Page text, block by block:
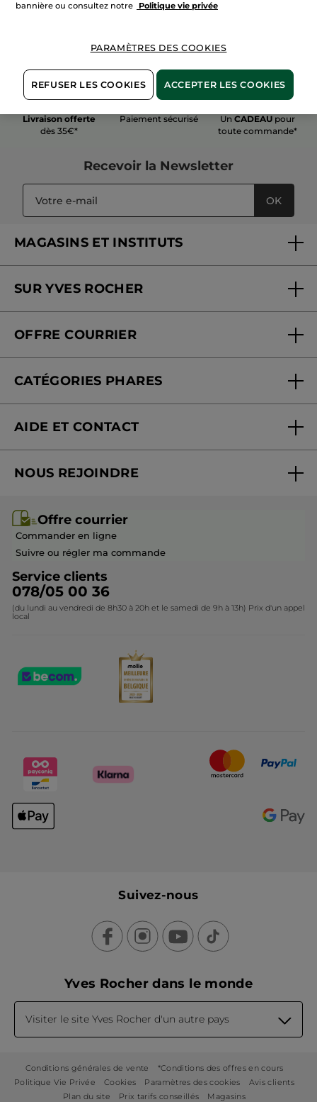
Livraison offerte
dès 35€*
Paiement sécurisé UnCADEAU pour
toute commande*
Recevoir la Newsletter
OK
MAGASINS ET INSTITUTS
Soins en institut
SUR YVES ROCHER
Nos engagements
Blog Act Beautiful
OFFRE COURRIER
CATÉGORIES PHARES
Promotions
Idées cadeaux
Collection de Noël
AIDE ET CONTACT
Mes cadeaux
Questions & Réponses
Contactez-nous
NOUS REJOINDRE
Devenir franchisé ou gérant
Offre courrier
Commander en ligne
Suivre ou régler ma commande
Service clients
078/05 00 36
(du lundi au vendredi de 8h30 à 20h et le samedi de 9h à 13h) Prix d'un appel
local
Suivez-nous
Yves Rocher dans le monde
Visiter le site Yves Rocher d'un autre pays
Conditions générales de vente
*Conditions des offres en cours
Politique Vie Privée
Cookies Paramètres des cookies
Avis clients
Plan du site
Prix tarifs conseillés Magasins
bannière ou consultez notre
Politique vie privée
PARAMÈTRES DES COOKIES
REFUSER LES COOKIES ACCEPTER LES COOKIES